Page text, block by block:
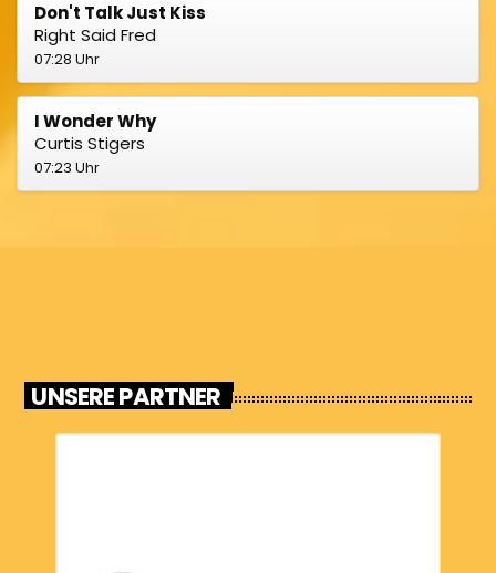
Don't Talk Just Kiss
Right Said Fred
07:28 Uhr
I Wonder Why
Curtis Stigers
07:23 Uhr
UNSERE PARTNER